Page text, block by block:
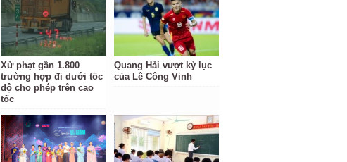
Xử phạt gần 1.800
trường hợp đi dưới tốc
độ cho phép trên cao
tốc
Quang Hải vượt kỷ lục
của Lê Công Vinh